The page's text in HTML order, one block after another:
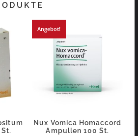
Angebot!
Nux Vomica Homaccord
Ampullen 100 St.